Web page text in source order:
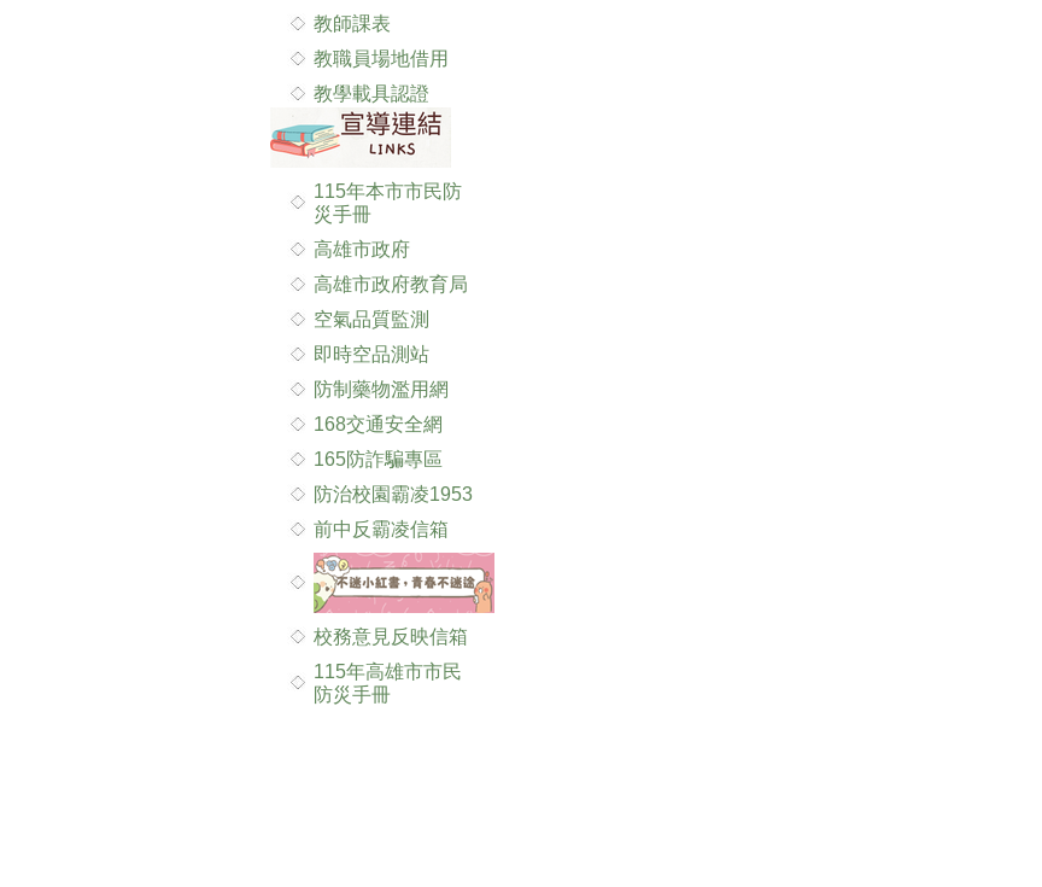
教師課表
教職員場地借用
教學載具認證
115年本市市民防
災手冊
高雄市政府
高雄市政府教育局
空氣品質監測
即時空品測站
防制藥物濫用網
168交通安全網
165防詐騙專區
防治校園霸凌1953
前中反霸凌信箱
校務意見反映信箱
115年高雄市市民
防災手冊